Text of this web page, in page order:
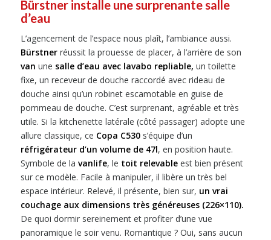
Bürstner installe une surprenante salle
d’eau
L’agencement de l’espace nous plaît, l’ambiance aussi.
Bürstnerréussit la prouesse de placer, à l’arrière de son
van une salle d’eau avec lavabo repliable, un toilette
fixe, un receveur de douche raccordé avec rideau de
douche ainsi qu’un robinet escamotable en guise de
pommeau de douche. C’est surprenant, agréable et très
utile. Si la kitchenette latérale (côté passager) adopte une
allure classique, ce Copa C530s’équipe d’un
réfrigérateur d’un volume de 47l, en position haute.
Symbole de la vanlife, le toit relevableest bien présent
sur ce modèle. Facile à manipuler, il libère un très bel
espace intérieur. Relevé, il présente, bien sur, un vrai
couchage aux dimensions très généreuses (226×110).
De quoi dormir sereinement et profiter d’une vue
panoramique le soir venu. Romantique ? Oui, sans aucun